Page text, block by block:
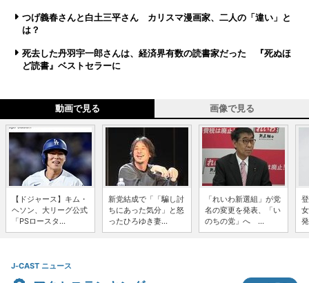
つげ義春さんと白土三平さん カリスマ漫画家、二人の「違い」と
は？
死去した丹羽宇一郎さんは、経済界有数の読書家だった 『死ぬほ
ど読書』ベストセラーに
動画で見る 画像で見る
【ドジャース】キム・
ヘソン、大リーグ公式
「PSロースタ...
新党結成で「「騙し討
ちにあった気分」と怒
ったひろゆき妻...
「れいわ新選組」が党
名の変更を発表、「い
のちの党」へ ...
J-CAST ニュース